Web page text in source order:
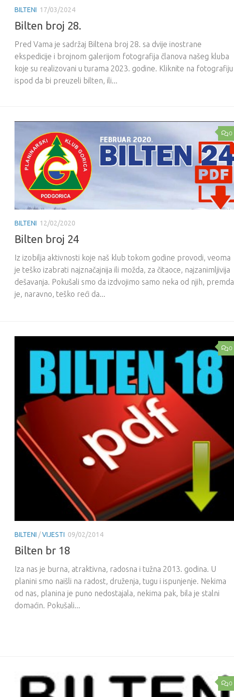
BILTENI 17/03/2024
Bilten broj 28.
Pred Vama je sadržaj Biltena broj 28. sa dvije inostrane
ekspedicije i brojnom galerijom fotografija članova našeg kluba
koje su realizovani u turama 2023. godine. Kliknite na fotografiju
ispod da bi preuzeli bilten, ili...
0
BILTENI 12/02/2020
Bilten broj 24
Iz izobilja aktivnosti koje naš klub tokom godine provodi, veoma
je teško izabrati najznačajnija ili možda, za čitaoce, najzanimljivija
dešavanja. Pokušali smo da izdvojimo samo neka od njih, premda
je, naravno, teško reći da...
0
BILTENI /VIJESTI 09/02/2014
Bilten br 18
Iza nas je burna, atraktivna, radosna i tužna 2013. godina. U
planini smo naišli na radost, druženja, tugu i ispunjenje. Nekima
od nas, planina je puno nedostajala, nekima pak, bila je stalni
domaćin. Pokušali...
0